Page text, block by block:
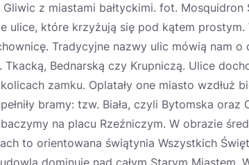
z miastami bałtyckimi. fot. Mosquidron
ulice, które krzyżują się pod kątem prostym.
Tradycyjne nazwy ulic mówią nam o
Bednarską czy Krupniczą. Ulice
zamku. Oplatały one miasto wzdłuż
bramy: tzw. Biała, czyli Bytomska oraz
na placu Rzeźniczym. W obrazie
to orientowana świątynia Wszystkich
dominuje nad całym Starym Miastem.